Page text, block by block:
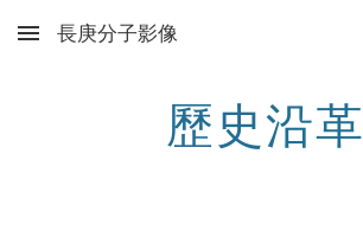
Skip to main content
長庚分子影像
歷史沿革